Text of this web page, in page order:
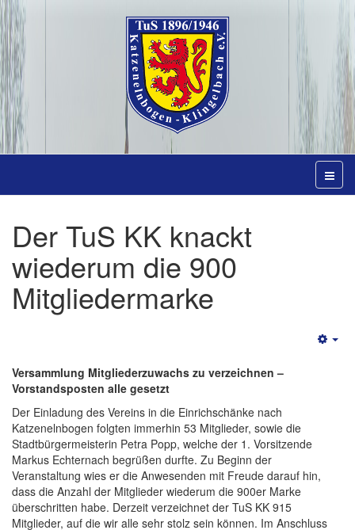
Der TuS KK knackt
wiederum die 900
Mitgliedermarke
Versammlung Mitgliederzuwachs zu verzeichnen –
Vorstandsposten alle gesetzt
Der Einladung des Vereins in die Einrichschänke nach
Katzenelnbogen folgten immerhin 53 Mitglieder, sowie die
Stadtbürgermeisterin Petra Popp, welche der 1. Vorsitzende
Markus Echternach begrüßen durfte. Zu Beginn der
Veranstaltung wies er die Anwesenden mit Freude darauf hin,
dass die Anzahl der Mitglieder wiederum die 900er Marke
überschritten habe. Derzeit verzeichnet der TuS KK 915
Mitglieder, auf die wir alle sehr stolz sein können. Im Anschluss